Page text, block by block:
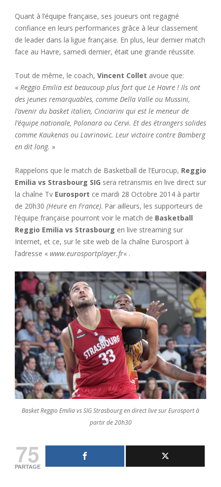
Quant à l’équipe française, ses joueurs ont regagné
confiance en leurs performances grâce à leur classement
de leader dans la ligue française. En plus, leur dernier match
face au Havre, samedi dernier, était une grande réussite.
Tout de même, le coach, Vincent Collet avoue que:
« Reggio Emilia est beaucoup plus fort que Le Havre ! Ils ont
des jeunes remarquables, comme Della Valle ou Mussini,
l’avenir du basket italien, Cinciarini qui est le meneur de
l’équipe nationale, Polonara ou Cervi. Et des étrangers solides
comme Kaukenas ou Lavrinovic. Leur victoire contre Bamberg
en dit long. »
Rappelons que le match de Basketball de l’Eurocup, Reggio
Emilia vs Strasbourg SIG sera retransmis en live direct sur
la chaîne Tv Eurosport ce mardi 28 Octobre 2014 à partir
de 20h30 (Heure en France). Par ailleurs, les supporteurs de
l’équipe française pourront voir le match de Basketball
Reggio Emilia vs Strasbourg en live streaming sur
Internet, et ce, sur le site web de la chaîne Eurosport à
l’adresse « www.eurosportplayer.fr« .
Basket Reggio Emilia vs SIG Strasbourg en direct live sur Eurosport à
partir de 20h30
75
PARTAGE